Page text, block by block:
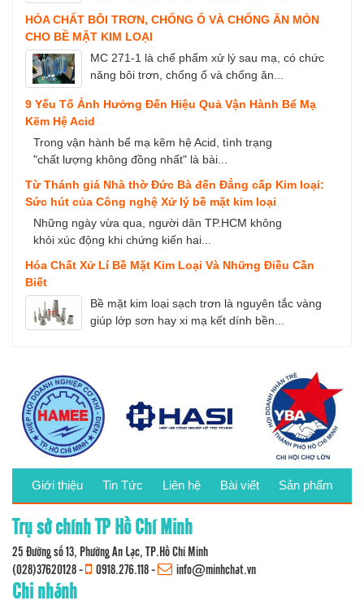
HÓA CHẤT BÔI TRƠN, CHỐNG Ố VÀ CHỐNG ĂN MÒN
CHO BỀ MẶT KIM LOẠI
MC 271-1 là chế phẩm xử lý sau mạ, có chức
năng bôi trơn, chống ố và chống ăn...
9 Yếu Tố Ảnh Hưởng Đến Hiệu Quả Vận Hành Bể Mạ
Kẽm Hệ Acid
Trong vận hành bể mạ kẽm hệ Acid, tình trạng
"chất lượng không đồng nhất" là bài...
Từ Thánh giá Nhà thờ Đức Bà đến Đẳng cấp Kim loại:
Sức hút của Công nghệ Xử lý bề mặt kim loại
Những ngày vừa qua, người dân TP.HCM không
khỏi xúc động khi chứng kiến hai...
Hóa Chất Xử Lí Bề Mặt Kim Loại Và Những Điều Cần
Biết
Bề mặt kim loại sạch trơn là nguyên tắc vàng
giúp lớp sơn hay xi mạ kết dính bền...
Giới thiệu Tin Tức Liên hệ Bài viết Sản phẩm
Trụ sở chính TP Hồ Chí Minh
25 Đường số 13, Phường An Lạc, TP.Hồ Chí Minh
(028)37620128- 0918.276.118- info@minhchat.vn
Chi nhánh